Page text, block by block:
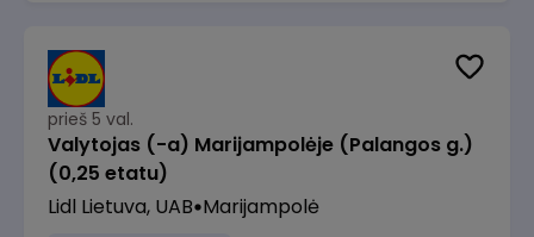
prieš 5 val.
Valytojas (-a) Marijampolėje (Palangos g.)
(0,25 etatu)
Lidl Lietuva, UAB Marijampolė